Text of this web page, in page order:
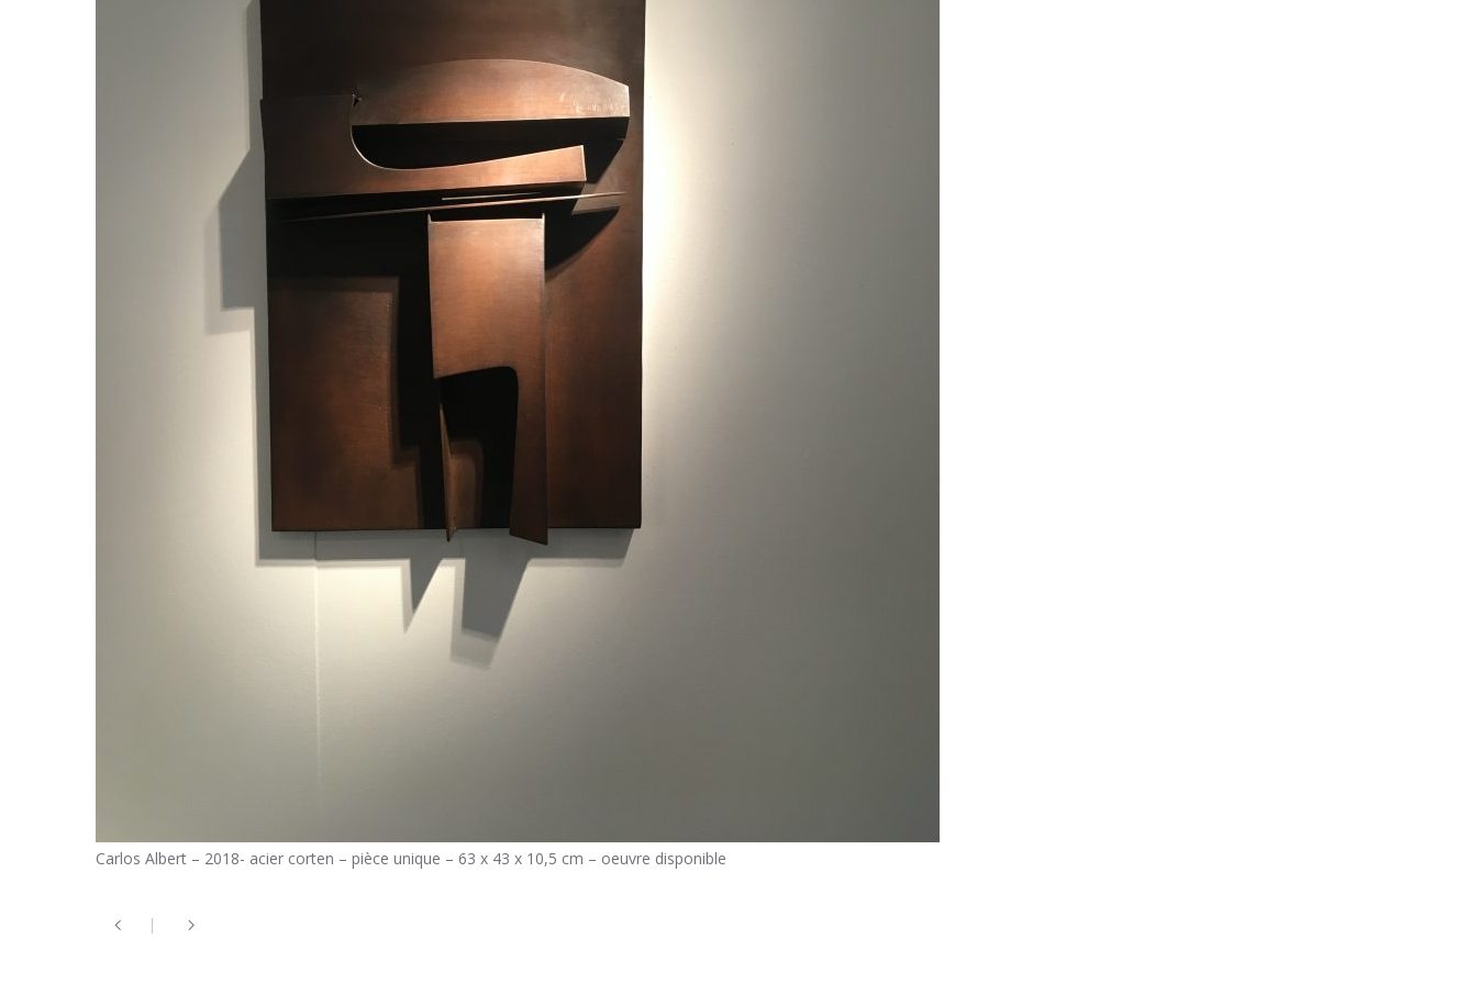
Carlos Albert – 2018- acier corten – pièce unique – 63 x 43 x 10,5 cm – oeuvre disponible